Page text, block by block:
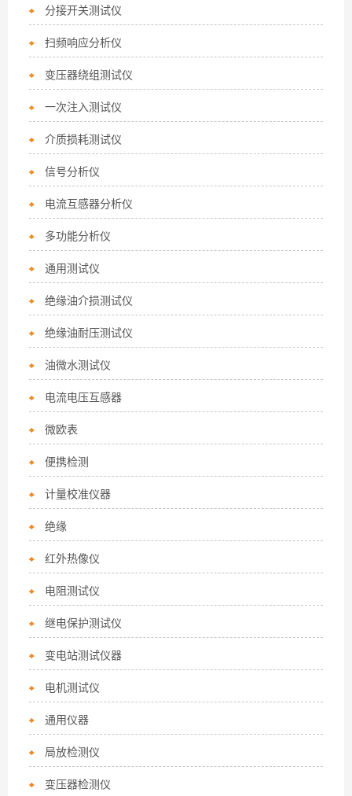
分接开关测试仪
扫频响应分析仪
变压器绕组测试仪
一次注入测试仪
介质损耗测试仪
信号分析仪
电流互感器分析仪
多功能分析仪
通用测试仪
绝缘油介损测试仪
绝缘油耐压测试仪
油微水测试仪
电流电压互感器
微欧表
便携检测
计量校准仪器
绝缘
红外热像仪
电阻测试仪
继电保护测试仪
变电站测试仪器
电机测试仪
通用仪器
局放检测仪
变压器检测仪